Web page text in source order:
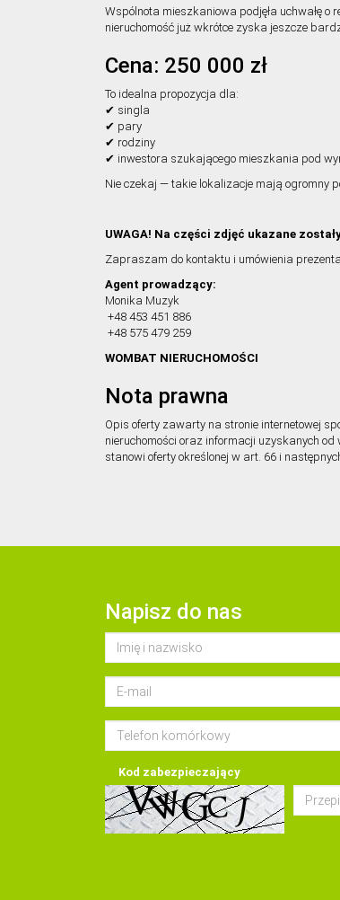
Wspólnota mieszkaniowa podjęła uchwałę o
nieruchomość już wkrótce zyska jeszcze
Cena: 250 000 zł
To idealna propozycja dla:
✔ singla
✔ pary
✔ rodziny
✔ inwestora szukającego mieszkania pod
Nie czekaj — takie lokalizacje mają ogromny
UWAGA! Na części zdjęć ukazane
Zapraszam do kontaktu i umówienia
Agent prowadzący:
Monika Muzyk
+48 453 451 886
+48 575 479 259
WOMBAT NIERUCHOMOŚCI
Nota prawna
Opis oferty zawarty na stronie internetowej
nieruchomości oraz informacji uzyskanych
stanowi oferty określonej w art. 66 i
Napisz do nas
Kod zabezpieczający